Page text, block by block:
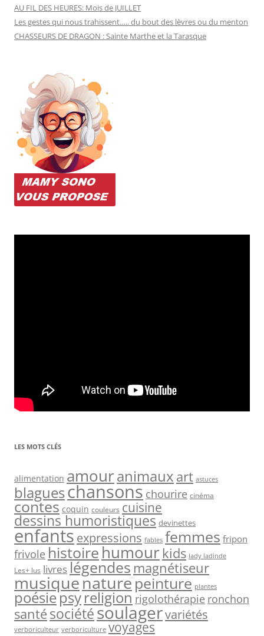
AU FIL DES HEURES: Mois de JUILLET
Les gestes qui nous trahissent….. du bout des lèvres ou du menton
CHASSEURS DE DRAGON : Sainte Marthe et la Tarasque
LES MOTS CLÉS
alimentation amouranimaux art astuces
blagueschansons chourire cinéma
contes coquin couleurs cuisine
dessins humoristiques devinettes
enfantsexpressions fables femmes fripon
frivole histoire humour kids lady ladinde
Les+ lus livreslégendes magnétiseur
musiquenature peinture plantes
poésiepsyreligion rigolothérapie ronchon
santésociétésoulagervariétés
verboriculteur verboriculture voyages